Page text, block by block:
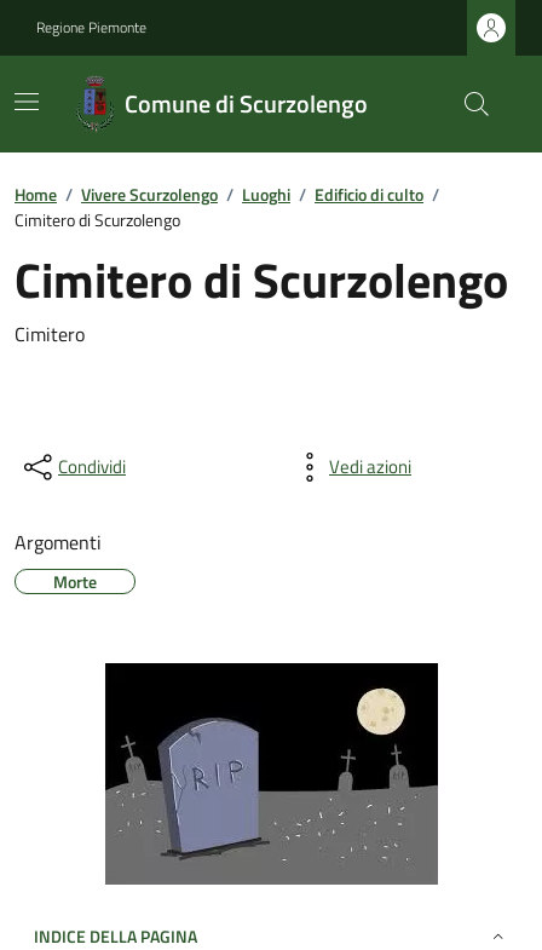
Regione Piemonte
Comune di Scurzolengo
Home / Vivere Scurzolengo / Luoghi / Edificio di culto /
Cimitero di Scurzolengo
Cimitero di Scurzolengo
Cimitero
Condividi Vedi azioni
Argomenti
Morte
INDICE DELLA PAGINA